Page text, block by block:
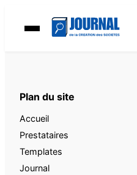
Plan du site
Accueil
Prestataires
Templates
Journal